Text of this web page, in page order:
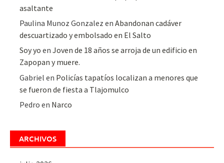
asaltante
Paulina Munoz Gonzalez enAbandonan cadáver
descuartizado y embolsado en El Salto
Soy yo enJoven de 18 años se arroja de un edificio en
Zapopan y muere.
Gabriel en Policías tapatíos localizan a menores que
se fueron de fiesta a Tlajomulco
Pedro en Narco
ARCHIVOS